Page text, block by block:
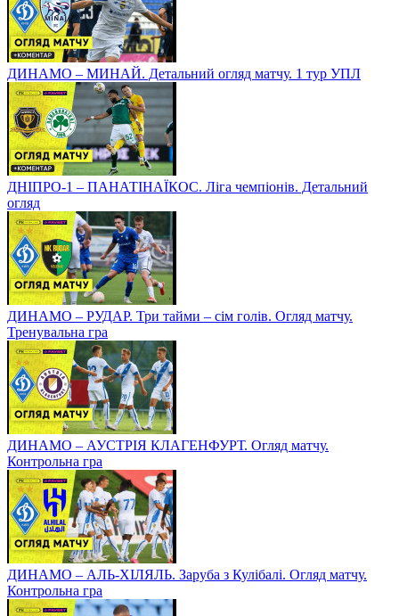
ДИНАМО – МИНАЙ. Детальний огляд матчу. 1 тур УПЛ
ДНІПРО-1 – ПАНАТІНАЇКОС. Ліга чемпіонів. Детальний
огляд
ДИНАМО – РУДАР. Три тайми – сім голів. Огляд матчу.
Тренувальна гра
ДИНАМО – АУСТРІЯ КЛАГЕНФУРТ. Огляд матчу.
Контрольна гра
ДИНАМО – АЛЬ-ХІЛЯЛЬ. Заруба з Кулібалі. Огляд матчу.
Контрольна гра